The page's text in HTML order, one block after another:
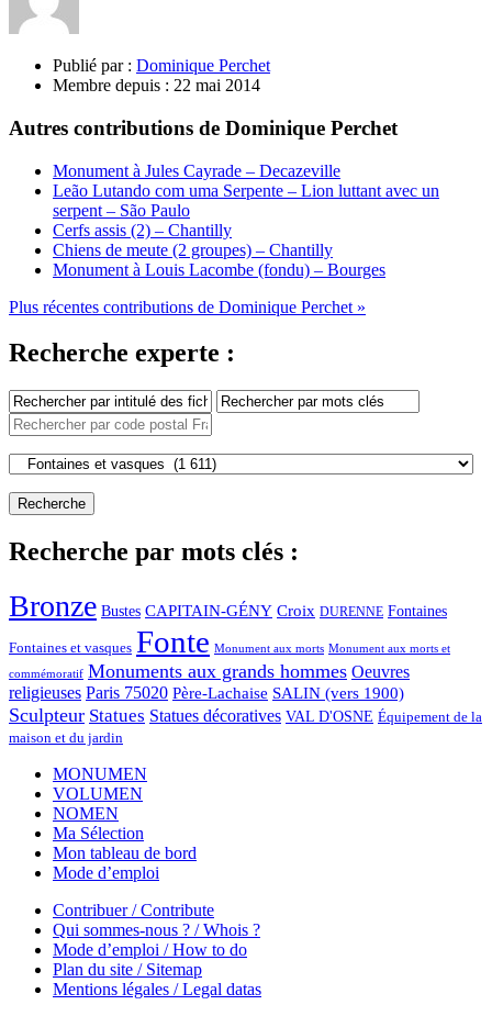
Publié par : Dominique Perchet
Membre depuis : 22 mai 2014
Autres contributions de Dominique Perchet
Monument à Jules Cayrade – Decazeville
Leão Lutando com uma Serpente – Lion luttant avec un
serpent – São Paulo
Cerfs assis (2) – Chantilly
Chiens de meute (2 groupes) – Chantilly
Monument à Louis Lacombe (fondu) – Bourges
Plus récentes contributions de Dominique Perchet »
Recherche experte :
Recherche par mots clés :
Bronze Bustes CAPITAIN-GÉNY Croix DURENNE Fontaines
Fontaines et vasques Fonte Monument aux morts Monument aux morts et
commémoratif Monuments aux grands hommes Oeuvres
religieuses Paris 75020 Père-Lachaise SALIN (vers 1900)
Sculpteur Statues Statues décoratives VAL D'OSNE Équipement de la
maison et du jardin
MONUMEN
VOLUMEN
NOMEN
Ma Sélection
Mon tableau de bord
Mode d’emploi
Contribuer / Contribute
Qui sommes-nous ? / Whois ?
Mode d’emploi / How to do
Plan du site / Sitemap
Mentions légales / Legal datas